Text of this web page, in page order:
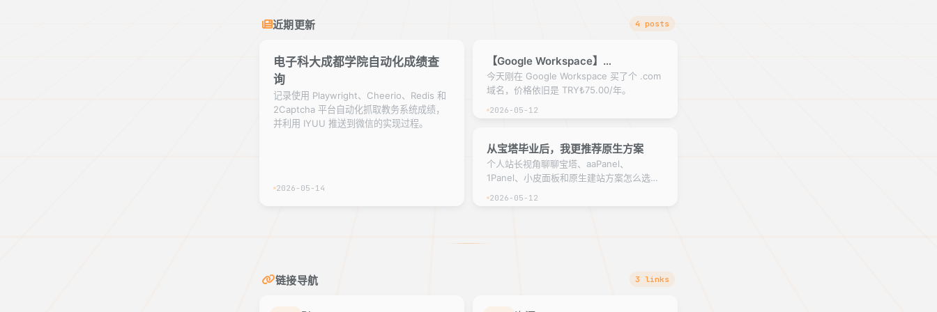
近期更新 4 posts
电子科大成都学院自动化成绩查
询
记录使用 Playwright、Cheerio、Redis 和
2Captcha 平台自动化抓取教务系统成绩，
并利用 IYUU 推送到微信的实现过程。
2026-05-14
【Google Workspace】
TRY₺75.00/年并且续费不涨价的
.com 域名
今天刚在 Google Workspace 买了个 .com
域名，价格依旧是 TRY₺75.00/年。
2026-05-12
从宝塔毕业后，我更推荐原生方案
个人站长视角聊聊宝塔、aaPanel、
1Panel、小皮面板和原生建站方案怎么选：
用和长期维护成本不能忽略。
2026-05-12
链接导航 3 links